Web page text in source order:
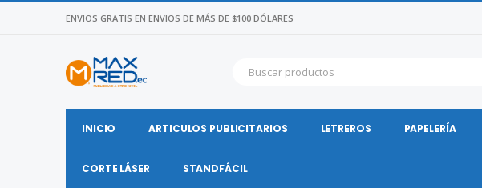
ENVIOS GRATIS EN ENVIOS DE MÁS DE $100 DÓLARES
INICIO ARTICULOS PUBLICITARIOS LETREROS PAPELERÍA
CORTE LÁSER STANDFÁCIL